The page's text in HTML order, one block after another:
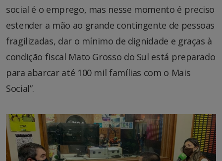
social é o emprego, mas nesse momento é preciso
estender a mão ao grande contingente de pessoas
fragilizadas, dar o mínimo de dignidade e graças à
condição fiscal Mato Grosso do Sul está preparado
para abarcar até 100 mil famílias com o Mais
Social”.